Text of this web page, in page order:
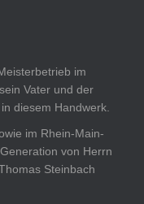
im
Vater und der
diesem Handwerk.
im Rhein-Main-
von Herrn
Steinbach